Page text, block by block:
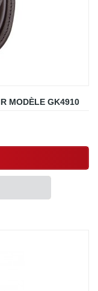
MODÈLE GK4910